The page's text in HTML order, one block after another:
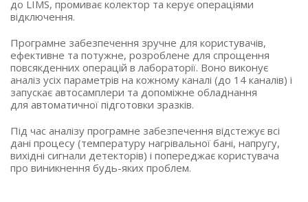
до LIMS, промиває колектор та керує операціями
відключення.
Програмне забезпечення зручне для користувачів,
ефективне та потужне, розроблене для спрощення
повсякденних операцій в лабораторії. Воно виконує
аналіз усіх параметрів на кожному каналі (до 14 каналів) і
запускає автосамплери та допоміжне обладнання
для автоматичної підготовки зразків.
Під час аналізу програмне забезпечення відстежує всі
дані процесу (температуру нагрівальної бані, напругу,
вихідні сигнали детекторів) і попереджає користувача
про виникнення будь-яких проблем.